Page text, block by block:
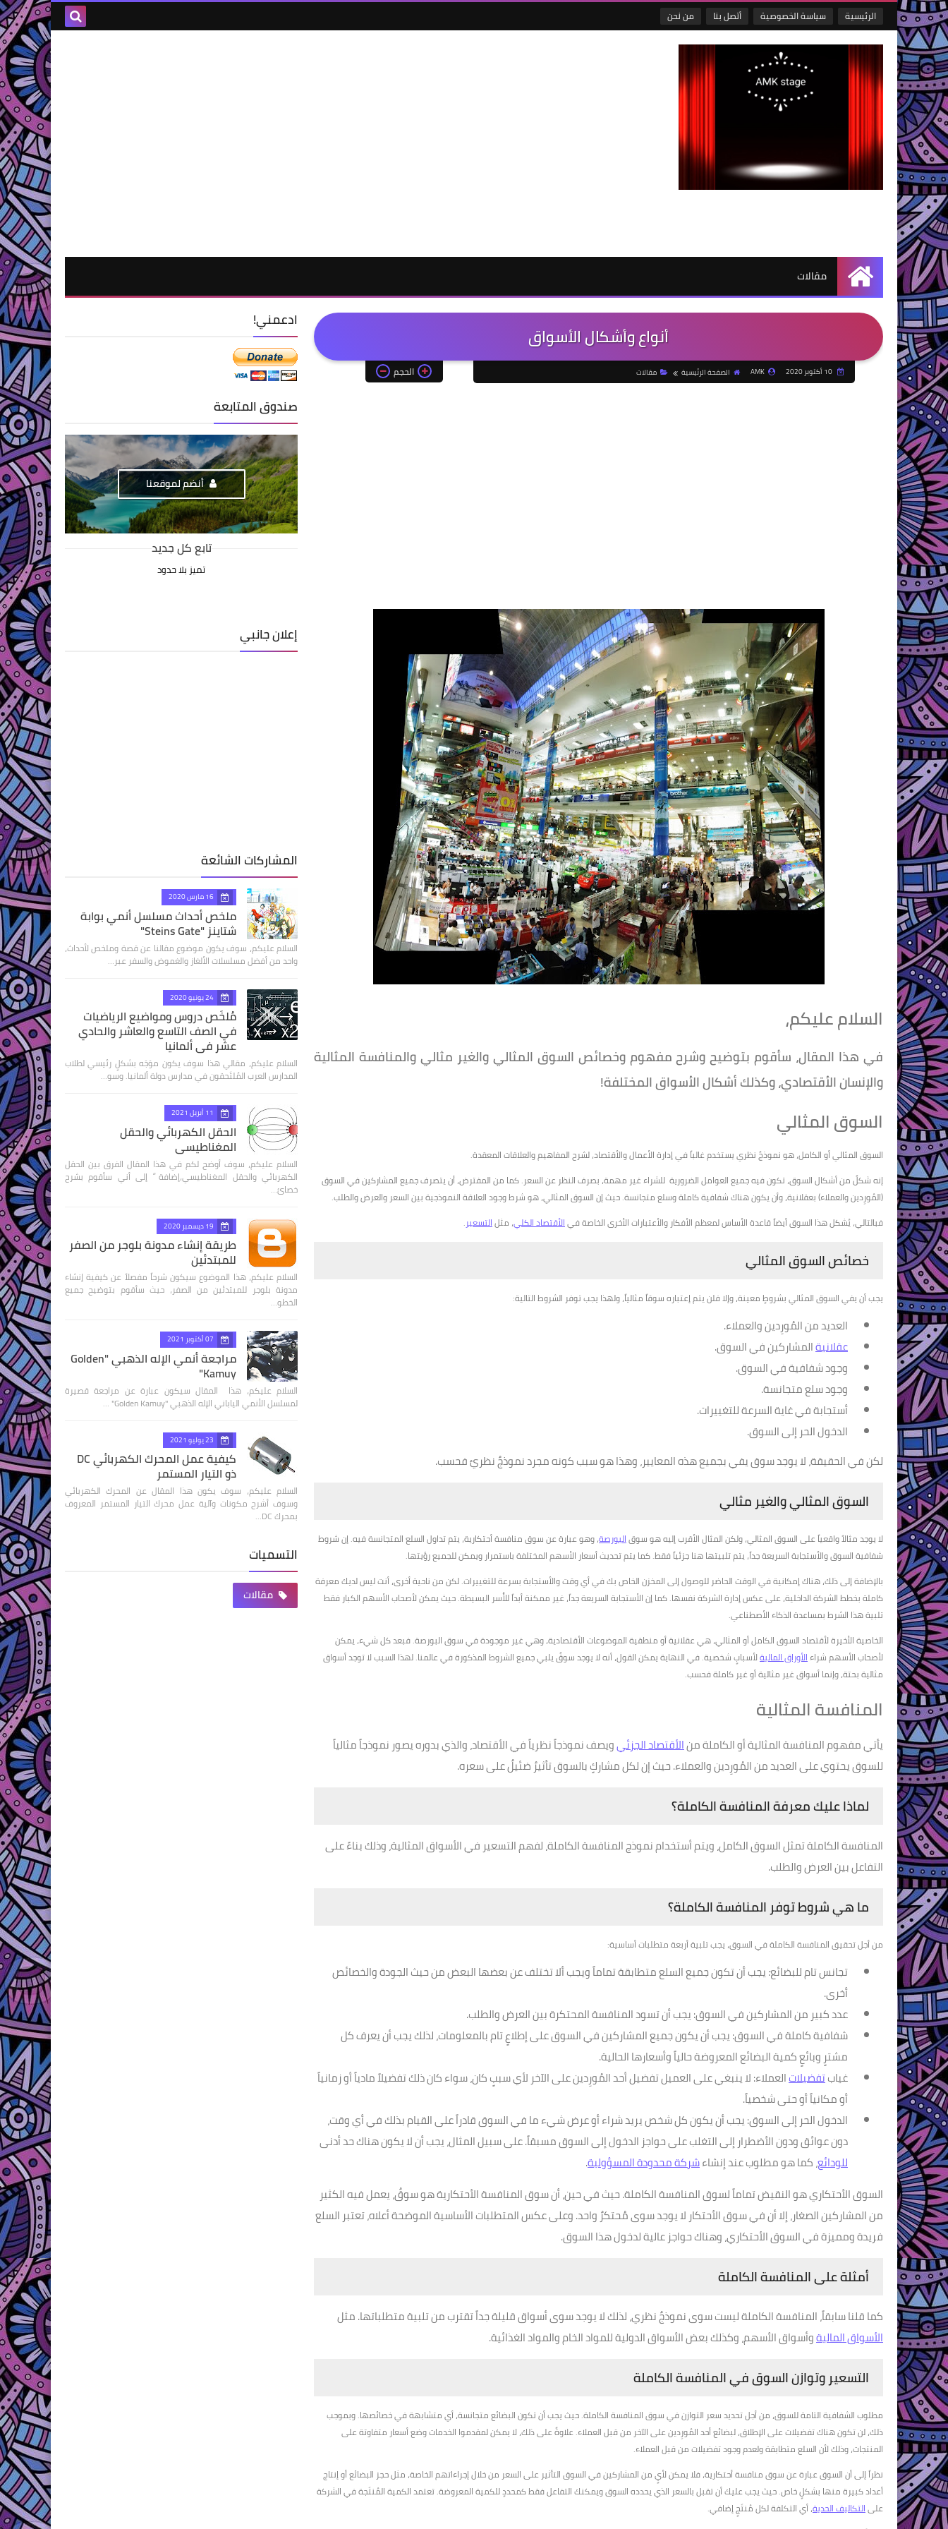
الرئيسية سياسة الخصوصية أتصل بنا من نحن
الرئيسية
مقالات
أنواع وأشكال الأسواق
10 أكتوبر 2020 AMK الصفحة الرئيسية مقالات الحجم
السلام عليكم،
في هذا المقال، سأقوم بتوضيح وشرح مفهوم وخصائص السوق المثالي والغير مثالي والمنافسة المثالية
والإنسان الأقتصادي، وكذلك أشكال الأسواق المختلفة!
السوق المثالي
السوق المثالي أو الكامل، هو نموذجٌ نظري يستخدم غالباً في إدارة الأعمال والأقتصاد، لشرح المفاهيم والعلاقات المعقدة.
إنه شكلٌ من أشكال السوق، تكون فيه جميع العوامل الضرورية للشراء غير مهمة، بصرف النظر عن السعر. كما من المفترض، أن يتصرف جميع المشاركين في السوق
(المُورِدين والعملاء) بعقلانية، وأن يكون هناك شفافية كاملة وسلع متجانسة. حيث إن السوق المثالي، هو شرط وجود العلاقة النموذجية بين السعر والعرض والطلب.
فبالتالي، يُشكل هذا السوق أيضاً قاعدة الأساس لمعظم الأفكار والأعتبارات الأخرى الخاصة فيالأقتصاد الكلي، مثلالتسعير.
خصائص السوق المثالي
يجب أن يفي السوق المثالي بشروطٍ معينة، وإلا فلن يتم إعتباره سوقاً مثالياً، ولهذا يجب توفر الشروط التالية:
العديد من المُورِدين والعملاء.
عقلانيةالمشاركين في السوق.
وجود شفافية في السوق.
وجود سلع متجانسة.
أستجابة في غاية السرعة للتغييرات.
الدخول الحر إلى السوق.
لكن في الحقيقة، لا يوجد سوق يفي بجميع هذه المعايير، وهذا هو سبب كونه مجرد نموذجٌ نظريٌ فحسب.
السوق المثالي والغير مثالي
لا يوجد مثالاً واقعياً على السوق المثالي، ولكن المثال الأقرب إليه هو سوقالبورصة، وهو عبارة عن سوق منافسة أحتكارية، يتم تداول السلع المتجانسة فيه. إن شروط
شفافية السوق والأستجابة السريعة جداً، يتم تلبيتها هنا جزئياً فقط. كما يتم تحديث أسعار الأسهم المختلفة باستمرار ويمكن للجميع رؤيتها.
بالإضافة إلى ذلك، هناك إمكانية في الوقت الحاضر للوصول إلى المخزن الخاص بك في أي وقت والأستجابة بسرعة للتغييرات. لكن من ناحية أخرى، أنت ليس لديك معرفة
كاملة بخطط الشركة الداخلية، على عكس إدارة الشركة نفسها. كما إن الأستجابة السريعة جداً، غير ممكنة أبداً للأُسر البسيطة. حيث يمكن لأصحاب الأسهم الكبار فقط
تلبية هذا الشرط بمساعدة الذكاء الأصطناعي.
الخاصية الأخيرة لأقتصاد السوق الكامل أو المثالي، هي عقلانية أو منطقية الموضوعات الأقتصادية، وهي غير موجودة في سوق البورصة. فبعد كل شيء، يمكن
لأصحاب الأسهم شراءالأوراق الماليةلأسبابٍ شخصية. في النهاية يمكن القول، أنه لا يوجد سوقٌ يلبي جميع الشروط المذكورة في عالمنا. لهذا السبب لا توجد أسواق
مثالية بحتة، وإنما أسواق غير مثالية أو غير كاملة فحسب.
المنافسة المثالية
يأتي مفهوم المنافسة المثالية أو الكاملة منالأقتصاد الجزئيويصف نموذجاً نظرياً في الأقتصاد، والذي بدوره يصور نموذجاً مثالياً
للسوق يحتوي على العديد من المُورِدين والعملاء. حيث إن لكل مشاركٍ بالسوق تأثيرٌ ضئيلٌ على سعره.
لماذا عليك معرفة المنافسة الكاملة؟
المنافسة الكاملة تمثل السوق الكامل، ويتم أستخدام نموذج المنافسة الكاملة، لفهم التسعير في الأسواق المثالية، وذلك بناءً على
التفاعل بين العرض والطلب.
ما هي شروط توفر المنافسة الكاملة؟
من أجل تحقيق المنافسة الكاملة في السوق، يجب تلبية أربعة متطلبات أساسية:
تجانس تام للبضائع: يجب أن تكون جميع السلع متطابقة تماماً ويجب ألا تختلف عن بعضها البعض من حيث الجودة والخصائص
أخرى.
عدد كبير من المشاركين في السوق: يجب أن تسود المنافسة المحتكرة بين العرض والطلب.
شفافية كاملة في السوق: يجب أن يكون جميع المشاركين في السوق على إطلاعٍ تام بالمعلومات، لذلك يجب أن يعرف كل
مشترٍ وبائعٍ كمية البضائع المعروضة حالياً وأسعارها الحالية.
غيابتفضيلاتالعملاء: لا ينبغي على العميل تفضيل أحد المُورِدين على الآخر لأي سببٍ كان، سواء كان ذلك تفضيلاً مادياً أو زمانياً
أو مكانياً أو حتى شخصياً.
الدخول الحر إلى السوق: يجب أن يكون كل شخص يريد شراء أو عرض شيء ما في السوق قادراً على القيام بذلك في أي وقت،
دون عوائق ودون الأضطرار إلى التغلب على حواجز الدخول إلى السوق مسبقاً. على سبيل المثال، يجب أن لا يكون هناك حد أدنى
للودائع، كما هو مطلوب عند إنشاءشركة محدودة المسؤولية.
السوق الأحتكاري هو النقيض تماماً لسوق المنافسة الكاملة. حيث في حين، أن سوق المنافسة الأحتكارية هو سوقٌ، يعمل فيه الكثير
من المشاركين الصغار، إلا أن في سوق الأحتكار لا يوجد سوى مُحتكرٌ واحد. وعلى عكس المتطلبات الأساسية الموضحة أعلاه، تعتبر السلع
فريدة ومميزة في السوق الأحتكاري، وهناك حواجز عالية لدخول هذا السوق.
أمثلة على المنافسة الكاملة
كما قلنا سابقاً، المنافسة الكاملة ليست سوى نموذجٌ نظري، لذلك لا يوجد سوى أسواق قليلة جداً تقترب من تلبية متطلباتها. مثل
الأسواق الماليةوأسواق الأسهم، وكذلك بعض الأسواق الدولية للمواد الخام والمواد الغذائية.
التسعير وتوازن السوق في المنافسة الكاملة
مطلوب الشفافية التامة للسوق، من أجل تحديد سعر التوازن في سوق المنافسة الكاملة. حيث يجب أن تكون البضائع متجانسة، أي متشابهة في خصائصها. وبموجب
ذلك، لن تكون هناك تفضيلات على الإطلاق، لبضائع أحد المُورِدين على الآخر من قبل العملاء. علاوةً على ذلك، لا يمكن لمقدموا الخدمات وضع أسعار متفاوتة على
المنتجات، وذلك لأن السلع متطابقة ولعدم وجود تفضيلات من قبل العملاء.
نظراً إلى أن السوق عبارة عن سوق منافسة أحتكارية، فلا يمكن لأيٍ من المشاركين في السوق التأثير على السعر من خلال إجراءاتهم الخاصة، مثل حجز البضائع أو إنتاج
أعداد كبيرة منها بشكلٍ خاص. حيث يجب عليك أن تقبل بالسعر الذي يحدده السوق ويمكنك التفاعل فقط كمحددٍ للكمية المعروضة. تعتمد الكمية المُنتَجة في الشركة
علىالتكاليف الحدية، أي التكلفة لكل مُنتَجٍ إضافي.
ادعمني!
صندوق المتابعة
أنضم لموقعنا
تابع كل جديد
تميز بلا حدود
إعلان جانبي
المشاركات الشائعة
16 مارس 2020
ملخص أحداث مسلسل أنمي بوابة
شتاينز "Steins Gate"
السلام عليكم، سوف يكون موضوع مقالنا عن قصة وملخص لأحداث،
واحد من أفضل مسلسلات الألغاز والغموض والسفر عبر…
24 يونيو 2020
مُلخَص دروس ومواضيع الرياضيات
في الصف التاسع والعاشر والحادي
عشر في ألمانيا
السلام عليكم، مقالي هذا سوف يكون موَجَه بشكلٍ رئيسي لطلاب
المدارس العرب المُلتَحقون في مدارس دولة ألمانيا. وسو…
11 أبريل 2021
الحقل الكهربائي والحقل
المغناطيسي
السلام عليكم، سوف أوضح لكم في هذا المقال الفرق بين الحقل
الكهربائي والحقل المغناطيسي،إضافة ً إلى أني سأقوم بشرح
خصائ…
19 ديسمبر 2020
طريقة إنشاء مدونة بلوجر من الصفر
للمبتدئين
السلام عليكم، هذا الموضوع سيكون شرحاً مفصلاً عن كيفية إنشاء
مدونة بلوجر للمبتدئين من الصفر، حيث سأقوم بتوضيح جميع
الخطو…
07 أكتوبر 2021
مراجعة أنمي الإله الذهبي "Golden
Kamuy"
السلام عليكم، هذا المقال سيكون عبارة عن مراجعة قصيرة
لمسلسل الأنمي الياباني الإله الذهبي "Golden Kamuy" …
23 يوليو 2021
كيفية عمل المحرك الكهربائي DC
ذو التيار المستمر
السلام عليكم، سوف يكون هذا المقال عن المحرك الكهربائي
وسوف أشرح مكونات وآلية عمل محرك التيار المستمر المعروف
بمحرك DC…
التسميات
مقالات